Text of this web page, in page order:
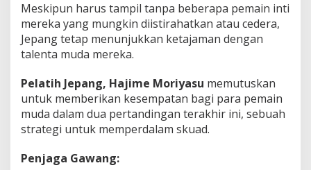
Meskipun harus tampil tanpa beberapa pemain inti
mereka yang mungkin diistirahatkan atau cedera,
Jepang tetap menunjukkan ketajaman dengan
talenta muda mereka.
Pelatih Jepang, Hajime Moriyasu memutuskan
untuk memberikan kesempatan bagi para pemain
muda dalam dua pertandingan terakhir ini, sebuah
strategi untuk memperdalam skuad.
Penjaga Gawang: